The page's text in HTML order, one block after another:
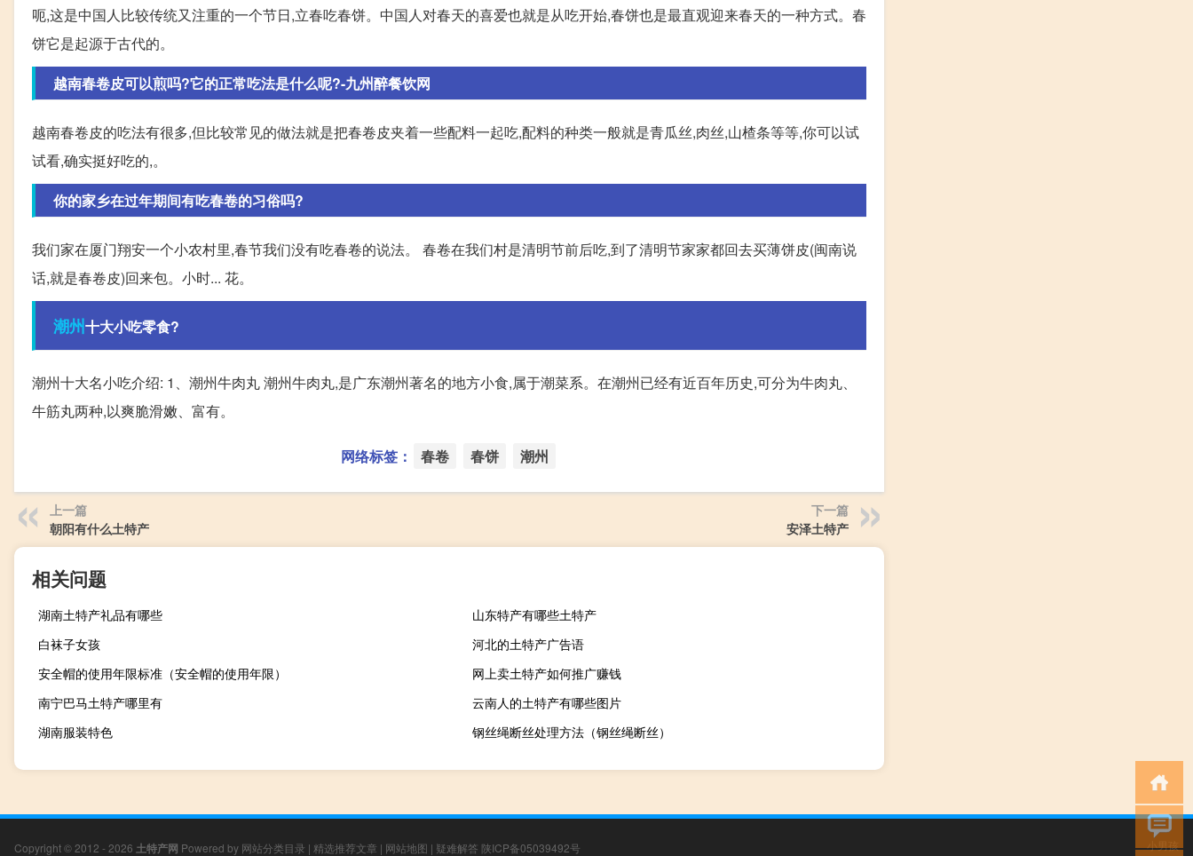
呃,这是中国人比较传统又注重的一个节日,立春吃春饼。中国人对春天的喜爱也就是从吃开始,春饼也是最直观迎来春天的一种方式。春
饼它是起源于古代的。
越南春卷皮可以煎吗?它的正常吃法是什么呢?-九州醉餐饮网
越南春卷皮的吃法有很多,但比较常见的做法就是把春卷皮夹着一些配料一起吃,配料的种类一般就是青瓜丝,肉丝,山楂条等等,你可以试
试看,确实挺好吃的,。
你的家乡在过年期间有吃春卷的习俗吗?
我们家在厦门翔安一个小农村里,春节我们没有吃春卷的说法。 春卷在我们村是清明节前后吃,到了清明节家家都回去买薄饼皮(闽南说
话,就是春卷皮)回来包。小时... 花。
潮州十大小吃零食?
潮州十大名小吃介绍: 1、潮州牛肉丸 潮州牛肉丸,是广东潮州著名的地方小食,属于潮菜系。在潮州已经有近百年历史,可分为牛肉丸、
牛筋丸两种,以爽脆滑嫩、富有。
网络标签： 春卷 春饼 潮州
上一篇
朝阳有什么土特产
下一篇
安泽土特产
相关问题
湖南土特产礼品有哪些
山东特产有哪些土特产
白袜子女孩
河北的土特产广告语
安全帽的使用年限标准（安全帽的使用年限）
网上卖土特产如何推广赚钱
南宁巴马土特产哪里有
云南人的土特产有哪些图片
湖南服装特色
钢丝绳断丝处理方法（钢丝绳断丝）
Copyright © 2012 - 2026 土特产网 Powered by 网站分类目录 | 精选推荐文章 | 网站地图 | 疑难解答 陕ICP备05039492号 小男孩